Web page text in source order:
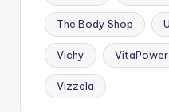
The Body Shop
Vichy VitaPower
Vizzela